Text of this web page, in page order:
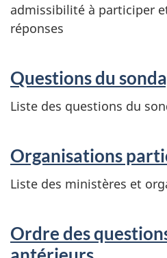
admissibilité à participer
réponses
Questions du
Liste des questions du
Organisations
Liste des ministères et
Ordre des